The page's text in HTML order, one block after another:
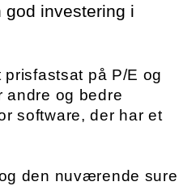
god investering i
på P/E og
andre og bedre
software, der har et
den nuværende sure